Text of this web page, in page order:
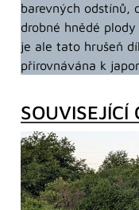
barevných odstínů,
drobné hnědé
je ale tato hrušeň
přirovnávána k
SOUVISEJÍCÍ